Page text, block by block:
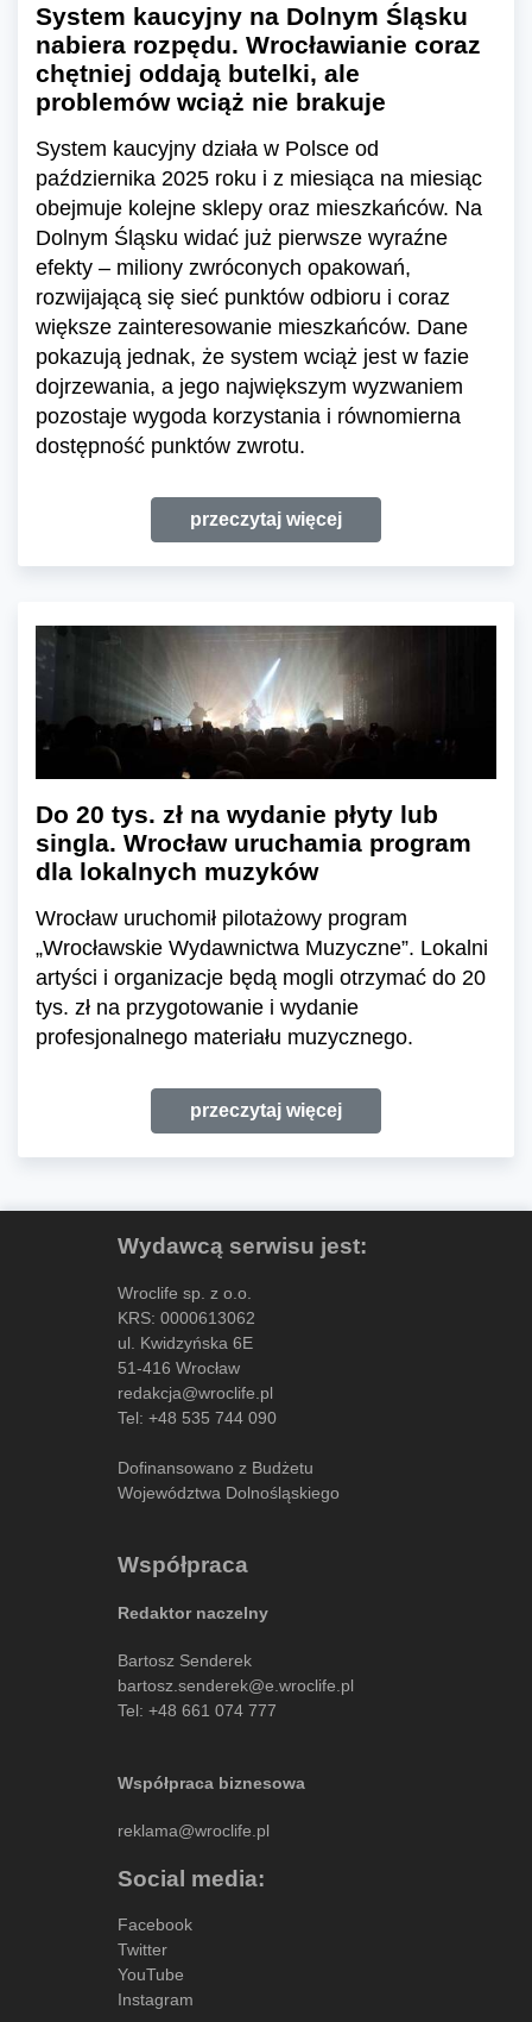
System kaucyjny na Dolnym Śląsku
nabiera rozpędu. Wrocławianie coraz
chętniej oddają butelki, ale
problemów wciąż nie brakuje
System kaucyjny działa w Polsce od
października 2025 roku i z miesiąca na miesiąc
obejmuje kolejne sklepy oraz mieszkańców. Na
Dolnym Śląsku widać już pierwsze wyraźne
efekty – miliony zwróconych opakowań,
rozwijającą się sieć punktów odbioru i coraz
większe zainteresowanie mieszkańców. Dane
pokazują jednak, że system wciąż jest w fazie
dojrzewania, a jego największym wyzwaniem
pozostaje wygoda korzystania i równomierna
dostępność punktów zwrotu.
przeczytaj więcej
Do 20 tys. zł na wydanie płyty lub
singla. Wrocław uruchamia program
dla lokalnych muzyków
Wrocław uruchomił pilotażowy program
„Wrocławskie Wydawnictwa Muzyczne”. Lokalni
artyści i organizacje będą mogli otrzymać do 20
tys. zł na przygotowanie i wydanie
profesjonalnego materiału muzycznego.
przeczytaj więcej
Wydawcą serwisu jest:
Wroclife sp. z o.o.
KRS: 0000613062
ul. Kwidzyńska 6E
51-416 Wrocław
redakcja@wroclife.pl
Tel: +48 535 744 090
Dofinansowano z Budżetu
Województwa Dolnośląskiego
Współpraca
Redaktor naczelny
Bartosz Senderek
bartosz.senderek@e.wroclife.pl
Tel: +48 661 074 777
Współpraca biznesowa
reklama@wroclife.pl
Social media:
Facebook
Twitter
YouTube
Instagram